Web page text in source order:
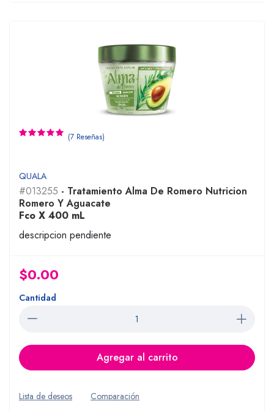
(7 Reseñas)
QUALA
#013255 - Tratamiento Alma De Romero Nutricion
Romero Y Aguacate
Fco X 400 mL
descripcion pendiente
$0.00
Cantidad
Agregar al carrito
Lista de deseos Comparación